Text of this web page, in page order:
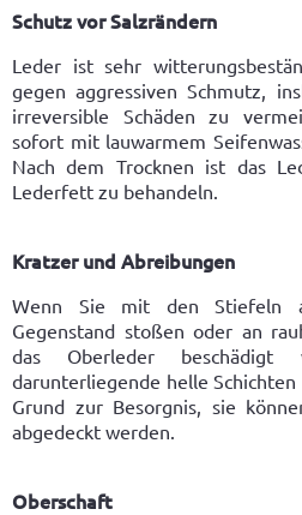
Schutz vor Salzrändern
Leder ist sehr
gegen aggressiven Schmutz,
irreversible Schäden zu
sofort mit lauwarmem
Nach dem Trocknen ist das
Lederfett zu behandeln.
Kratzer und Abreibungen
Wenn Sie mit den Stiefeln
Gegenstand stoßen oder an
das Oberleder beschädigt
darunterliegende helle
Grund zur Besorgnis, sie
abgedeckt werden.
Oberschaft